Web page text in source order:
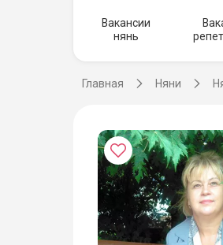
Вакансии
нянь
Главная Няни